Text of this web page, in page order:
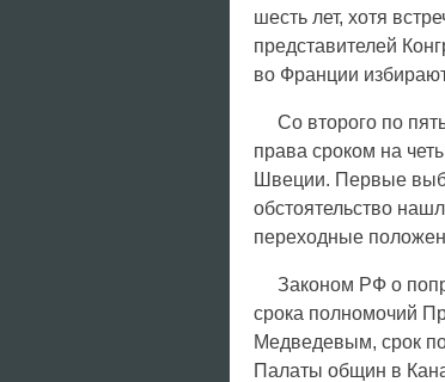
шесть лет, хотя
представителей
во Франции
Со второго по
права сроком на
Швеции. Первые
обстоятельство
переходные
Законом РФ о
срока полномочий
Медведевым, срок
Палаты общин в